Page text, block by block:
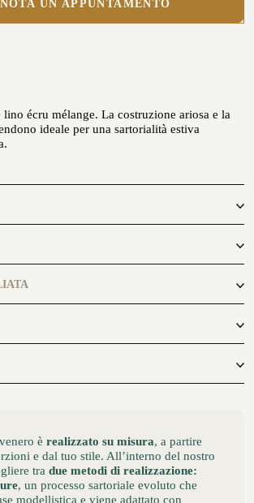
LA TUA CAMICIA
SMOKING
UN APPUNTAMENTO
écru mélange. La costruzione ariosa e la
ideale per una sartorialità estiva
è realizzato su misura, a partire
e dal tuo stile. All’interno del nostro
tra due metodi di realizzazione:
, un processo sartoriale evoluto che
modellistica e viene adattato con